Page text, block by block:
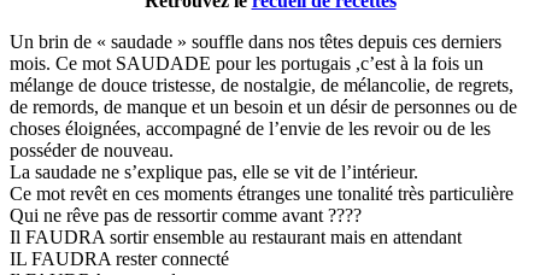
Un brin de « saudade » souffle dans nos têtes depuis ces derniers
mois. Ce mot SAUDADE pour les portugais ,c’est à la fois un
mélange de douce tristesse, de nostalgie, de mélancolie, de regrets,
de remords, de manque et un besoin et un désir de personnes ou de
choses éloignées, accompagné de l’envie de les revoir ou de les
posséder de nouveau.
La saudade ne s’explique pas, elle se vit de l’intérieur.
Ce mot revêt en ces moments étranges une tonalité très particulière
Qui ne rêve pas de ressortir comme avant ????
Il FAUDRA sortir ensemble au restaurant mais en attendant
IL FAUDRA rester connecté